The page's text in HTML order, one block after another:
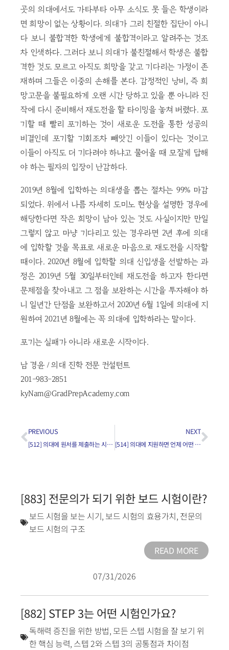
곳의 의대에서도 가타부타 아무 소식도 못 들은 학생이라
면 희망이 없는 상황이다. 의대가 그리 친절한 집단이 아니
다 보니 불합격한 학생에게 불합격이라고 알려주는 것조
차 인색하다. 그러다 보니 의대가 불친절해서 학생은 불합
격한 것도 모르고 아직도 희망을 갖고 기다리는 가정이 존
재하며 그들은 이중의 손해를 본다. 감정적인 낭비, 즉 희
망고문을 불필요하게 오랜 시간 당하고 있을 뿐 아니라 진
작에 다시 준비해서 재도전을 할 타이밍을 놓쳐 버렸다. 포
기할 때 빨리 포기하는 것이 새로운 도전을 통한 성공의
비결인데 포기할 기회조차 빼앗긴 이들이 있다는 것이고
이들이 아직도 더 기다려야 하냐고 물어올 때 모질게 답해
야 하는 필자의 입장이 난감하다.
2019년 8월에 입학하는 의대생을 뽑는 절차는 99% 마감
되었다. 위에서 나름 자세히 도미노 현상을 설명한 경우에
해당한다면 작은 희망이 남아 있는 것도 사실이지만 만일
그렇지 않고 마냥 기다리고 있는 경우라면 2년 후에 의대
에 입학할 것을 목표로 새로운 마음으로 재도전을 시작할
때이다. 2020년 8월에 입학할 의대 신입생을 선발하는 과
정은 2019년 5월 30일부터인테 재도전을 하고자 한다면
문제점을 찾아내고 그 점을 보완하는 시간을 투자해야 하
니 일년간 단점을 보완하고서 2020년 6월 1일에 의대에 지
원하여 2021년 8월에는 꼭 의대에 입학하라는 말이다.
포기는 실패가 아니라 새로운 시작이다.
남 경윤 / 의대 진학 전문 컨설턴트
201-983-2851
kyNam@GradPrepAcademy.com
PREVIOUS
[512] 의대에 원서를 제출하는 시기가 얼마나 중요한가요?
NEXT
[514] 의대에 지원하면 언제 어떤 일이 벌어지나요?
[883] 전문의가 되기 위한 보드 시험이란?
보드 시험을 보는 시기, 보드 시험의 효용가치, 전문의
보드 시험의 구조
READ MORE
07/31/2026
[882] STEP 3는 어떤 시험인가요?
독해력 증진을 위한 방법, 모든 스텝 시험을 잘 보기 위
한 핵심 능력, 스텝 2와 스텝 3의 공통점과 차이점